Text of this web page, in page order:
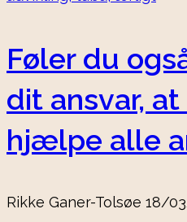
Føler du
dit ansvar,
hjælpe alle
Rikke Ganer-Tolsøe 18/